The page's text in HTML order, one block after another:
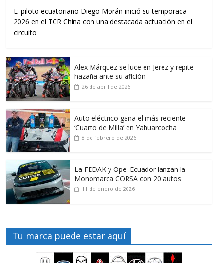
El piloto ecuatoriano Diego Morán inició su temporada
2026 en el TCR China con una destacada actuación en el
circuito
Alex Márquez se luce en Jerez y repite
hazaña ante su afición
26 de abril de 2026
Auto eléctrico gana el más reciente
‘Cuarto de Milla’ en Yahuarcocha
8 de febrero de 2026
La FEDAK y Opel Ecuador lanzan la
Monomarca CORSA con 20 autos
11 de enero de 2026
Tu marca puede estar aquí